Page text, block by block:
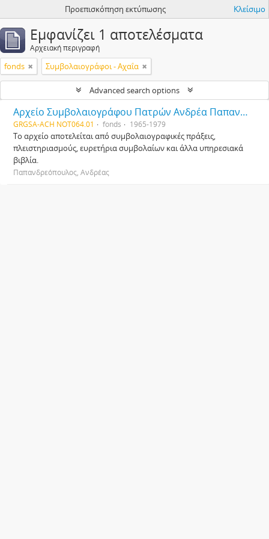
Προεπισκόπηση εκτύπωσης Κλείσιμο
Εμφανίζει 1 αποτελέσματα
Αρχειακή περιγραφή
fonds Συμβολαιογράφοι - Αχαΐα
Advanced search options
Αρχείο Συμβολαιογράφου Πατρών Ανδρέα Παπανδρεόπουλου
GRGSA-ACH NOT064.01 fonds 1965-1979
Το αρχείο αποτελείται από συμβολαιογραφικές πράξεις,
πλειστηριασμούς, ευρετήρια συμβολαίων και άλλα υπηρεσιακά
βιβλία.
Παπανδρεόπουλος, Ανδρέας